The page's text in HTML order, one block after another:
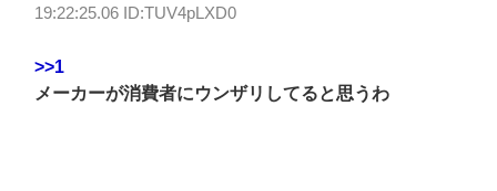
19:22:25.06 ID:TUV4pLXD0
>>1
メーカーが消費者にウンザリしてると思うわ